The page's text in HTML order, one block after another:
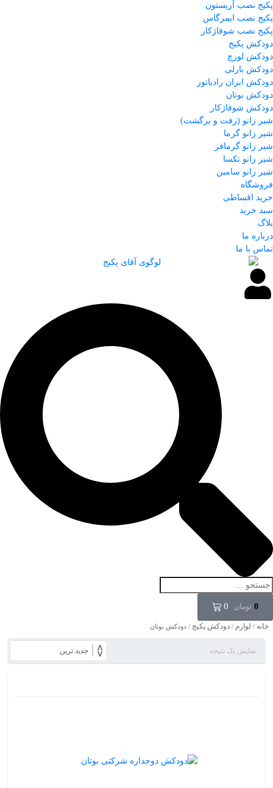
پکیج نصب آریستون
پکیج نصب ایمرگاس
پکیج نصب شوفاژکار
دودکش پکیج
دودکش لورچ
دودکش بارلی
دودکش ایران رادیاتور
دودکش بوتان
دودکش شوفاژکار
شیر زانو (رفت و برگشت)
شیر زانو گرما
شیر زانو گرمافر
شیر زانو تکسا
شیر زانو سامین
فروشگاه
خرید اقساطی
سبد خرید
بلاگ
درباره ما
تماس با ما
تومان 0
0
خانه / لوازم / دودکش پکیج / دودکش بوتان
نمایش یک نتیجه